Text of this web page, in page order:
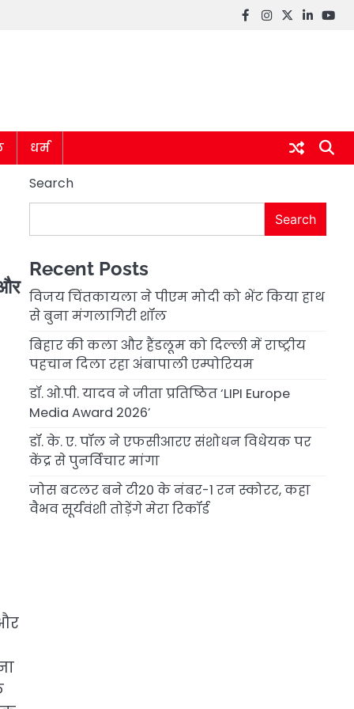
Facebook
instagram
twitter
linkedin
धर्म
Search
Search
Recent Posts
विजय चिंतकायला ने पीएम मोदी को भेंट किया हाथ
से बुना मंगलागिरी शॉल
बिहार की कला और हैंडलूम को दिल्ली में राष्ट्रीय
पहचान दिला रहा अंबापाली एम्पोरियम
डॉ. ओ.पी. यादव ने जीता प्रतिष्ठित ‘LIPI Europe
Media Award 2026’
डॉ. के. ए. पॉल ने एफसीआरए संशोधन विधेयक पर
केंद्र से पुनर्विचार मांगा
जोस बटलर बने टी20 के नंबर-1 रन स्कोरर, कहा
वैभव सूर्यवंशी तोड़ेंगे मेरा रिकॉर्ड